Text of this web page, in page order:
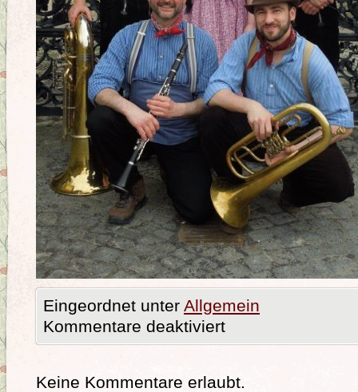
Eingeordnet unter Allgemein
Kommentare deaktiviert
Keine Kommentare erlaubt.